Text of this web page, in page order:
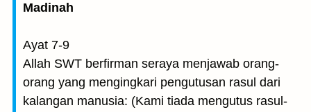
Madinah
Ayat 7-9
Allah SWT berfirman seraya menjawab orang-
orang yang mengingkari pengutusan rasul dari
kalangan manusia: (Kami tiada mengutus rasul-